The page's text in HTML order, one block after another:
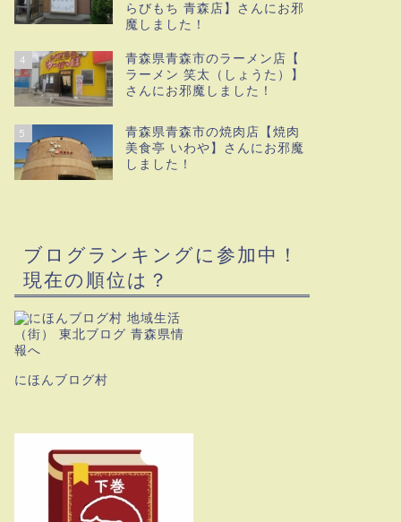
らびもち 青森店】さんにお邪
魔しました！
4
青森県青森市のラーメン店【
ラーメン 笑太（しょうた）】
さんにお邪魔しました！
5
青森県青森市の焼肉店【焼肉
美食亭 いわや】さんにお邪魔
しました！
ブログランキングに参加中！
現在の順位は？
にほんブログ村